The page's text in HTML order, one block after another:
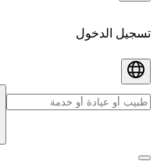
تسجيل الدخول